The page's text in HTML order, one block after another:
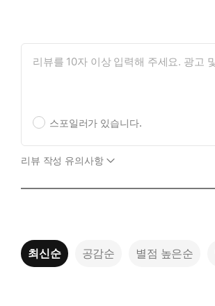
스포일러가 있습니다.
리뷰 작성 유의사항
최신순 공감순 별점 높은순